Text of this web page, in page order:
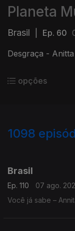
Planeta
Brasil Ep. 60
Desgraça - Anitta
opções
1098
Brasil
Ep. 110
07 ago.
Você já sabe –